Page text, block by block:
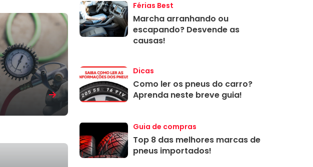
Férias Best
Marcha arranhando ou
escapando? Desvende as
causas!
Dicas
Como ler os pneus do carro?
Aprenda neste breve guia!
Guia de compras
Top 8 das melhores marcas de
pneus importados!